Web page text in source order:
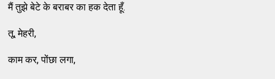
मैं तुझे बेटे के बराबर का हक देता हूँ.
तू, मेहरी,
काम कर, पोंछा लगा,